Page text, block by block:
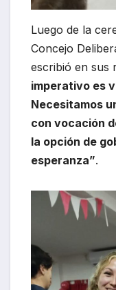
Luego de la
Concejo
escribió en sus
imperativo es
Necesitamos
con vocación
la opción de
esperanza”.